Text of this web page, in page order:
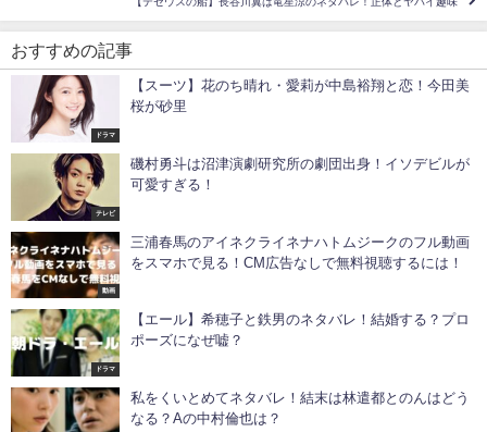
【テセウスの船】長谷川翼は竜星涼のネタバレ！正体とヤバイ趣味
おすすめの記事
ドラマ
【スーツ】花のち晴れ・愛莉が中島裕翔と恋！今田美
桜が砂里
テレビ
磯村勇斗は沼津演劇研究所の劇団出身！イソデビルが
可愛すぎる！
動画
三浦春馬のアイネクライネナハトムジークのフル動画
をスマホで見る！CM広告なしで無料視聴するには！
ドラマ
【エール】希穂子と鉄男のネタバレ！結婚する？プロ
ポーズになぜ嘘？
私をくいとめてネタバレ！結末は林遣都とのんはどう
なる？Aの中村倫也は？